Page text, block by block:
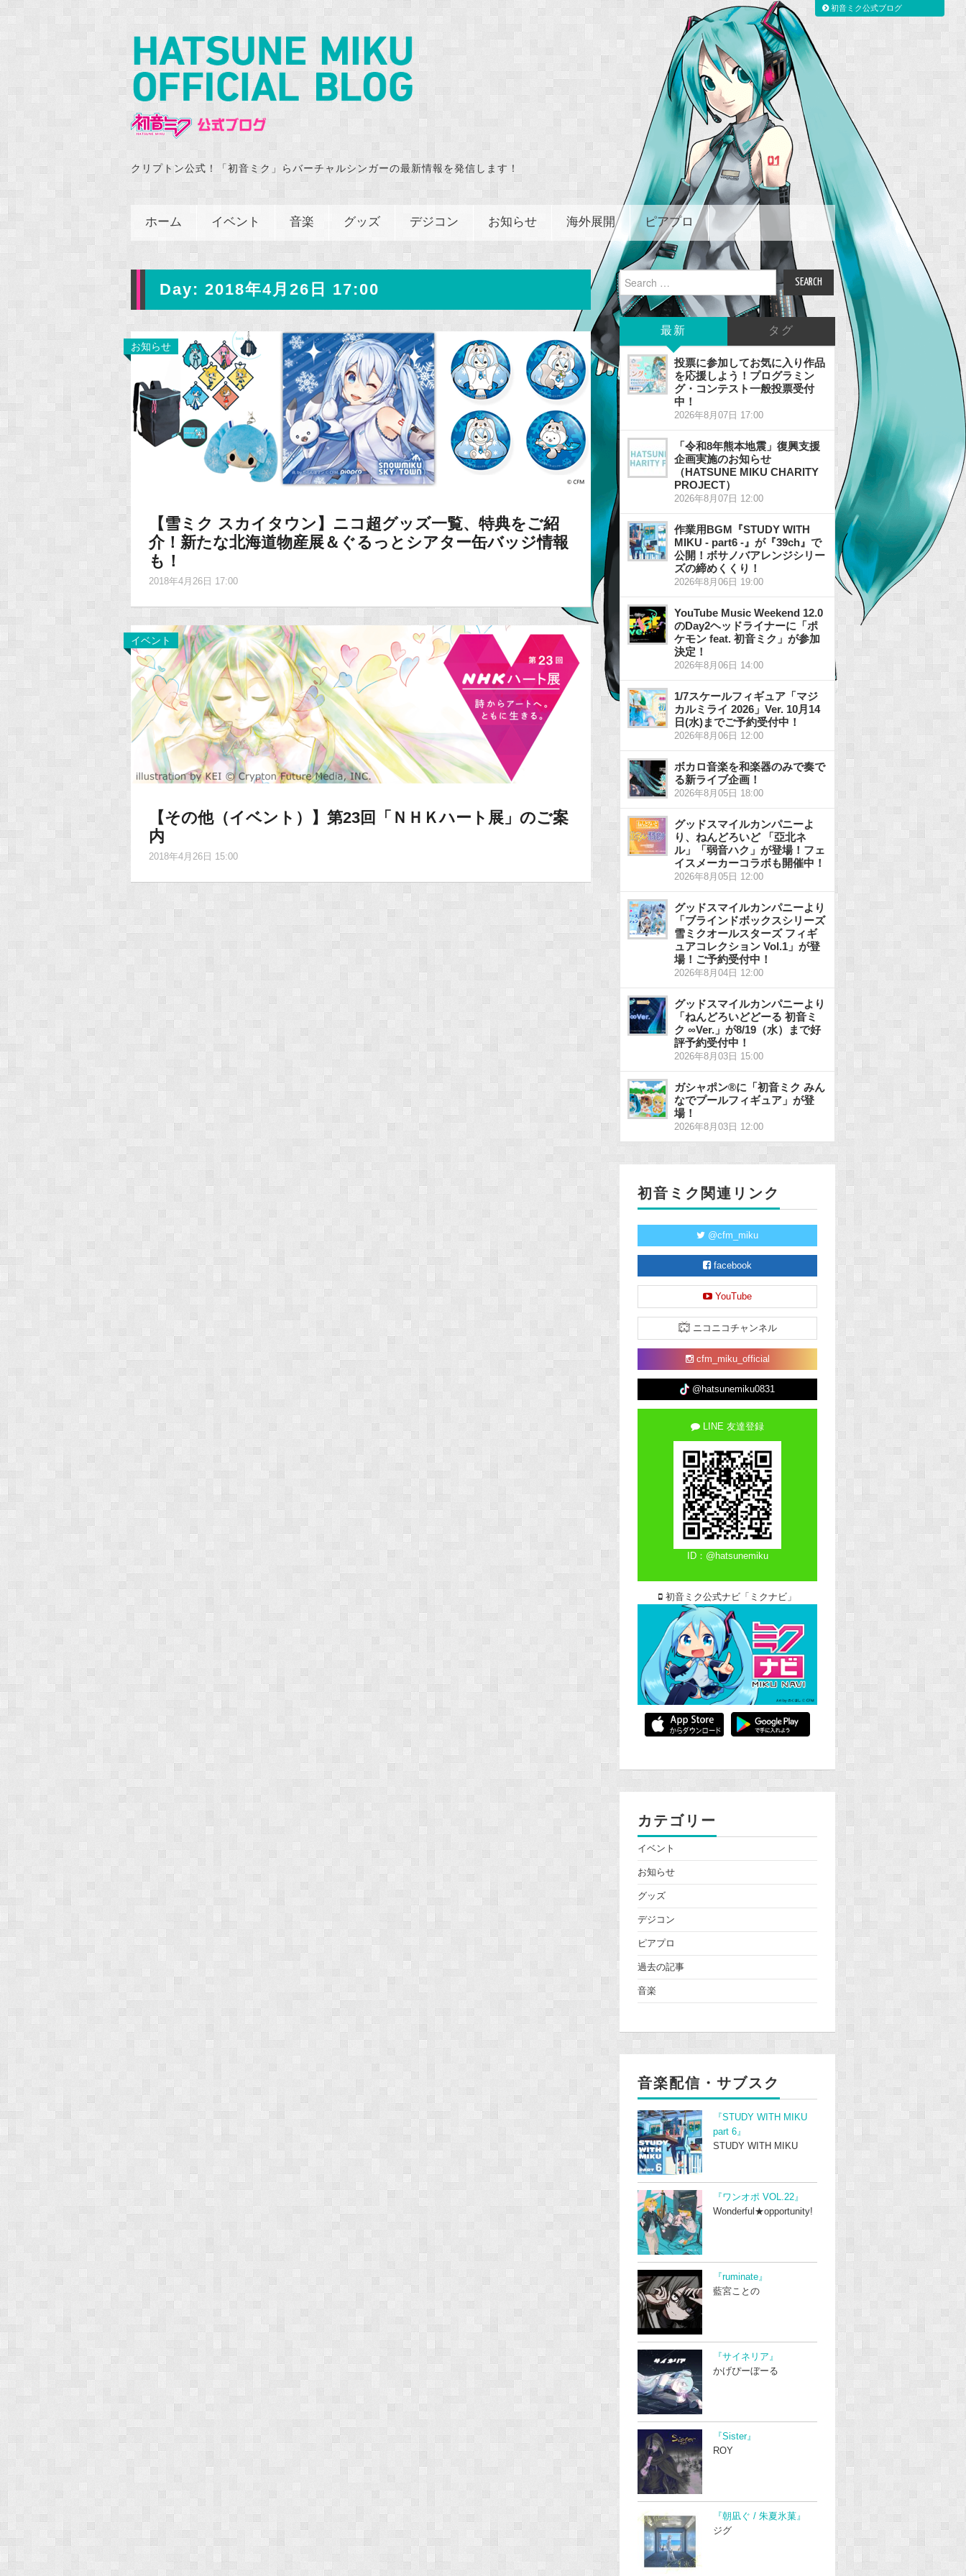
クリプトン公式！「初音ミク」らバーチャルシンガーの最新情報を発信します！
ホーム イベント 音楽 グッズ デジコン お知らせ 海外展開 ピアプロ
Day: 2018年4月26日 17:00
お知らせ
【雪ミク スカイタウン】ニコ超グッズ一覧、特典をご紹
介！新たな北海道物産展＆ぐるっとシアター缶バッジ情報
も！
2018年4月26日 17:00
イベント
【その他（イベント）】第23回「ＮＨＫハート展」のご案
内
2018年4月26日 15:00
Search
for:
最新 タグ
投票に参加してお気に入り作品
を応援しよう！プログラミン
グ・コンテスト一般投票受付
中！
2026年8月07日 17:00
「令和8年熊本地震」復興支援
企画実施のお知らせ
（HATSUNE MIKU CHARITY
PROJECT）
2026年8月07日 12:00
作業用BGM『STUDY WITH
MIKU - part6 -』が『39ch』で
公開！ボサノバアレンジシリー
ズの締めくくり！
2026年8月06日 19:00
YouTube Music Weekend 12.0
のDay2ヘッドライナーに「ポ
ケモン feat. 初音ミク」が参加
決定！
2026年8月06日 14:00
1/7スケールフィギュア「マジ
カルミライ 2026」Ver. 10月14
日(水)までご予約受付中！
2026年8月06日 12:00
ボカロ音楽を和楽器のみで奏で
る新ライブ企画！
2026年8月05日 18:00
グッドスマイルカンパニーよ
り、ねんどろいど 「亞北ネ
ル」「弱音ハク」が登場！フェ
イスメーカーコラボも開催中！
2026年8月05日 12:00
グッドスマイルカンパニーより
「ブラインドボックスシリーズ
雪ミクオールスターズ フィギ
ュアコレクション Vol.1」が登
場！ご予約受付中！
2026年8月04日 12:00
グッドスマイルカンパニーより
「ねんどろいどどーる 初音ミ
ク ∞Ver.」が8/19（水）まで好
評予約受付中！
2026年8月03日 15:00
ガシャポン®に「初音ミク みん
なでプールフィギュア」が登
場！
2026年8月03日 12:00
初音ミク関連リンク
@cfm_miku
facebook
YouTube
ニコニコチャンネル
cfm_miku_official
@hatsunemiku0831
LINE 友達登録
ID：@hatsunemiku
初音ミク公式ナビ「ミクナビ」
カテゴリー
イベント
お知らせ
グッズ
デジコン
ピアプロ
過去の記事
音楽
音楽配信・サブスク
『STUDY WITH MIKU
part 6』
STUDY WITH MIKU
『ワンオポ VOL.22』
Wonderful★opportunity!
『ruminate』
藍宮ことの
『サイネリア』
かげぴーぼーる
『Sister』
ROY
『朝凪ぐ / 朱夏氷菓』
ジグ
初音ミク公式ブログ